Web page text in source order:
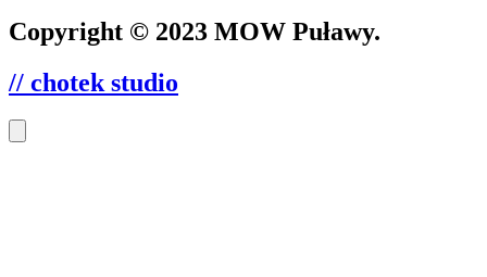
Copyright © 2023 MOW Puławy.
// chotek studio